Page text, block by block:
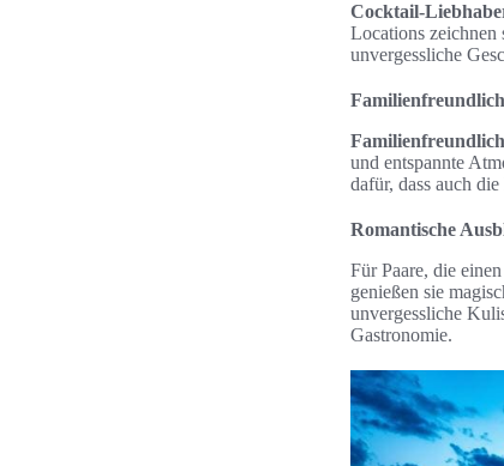
Cocktail-
Locations zeichnen
unvergessliche
und entspannte
dafür, dass auch
Romantische
Für Paare, die
genießen sie
unvergessliche
Gastronomie.